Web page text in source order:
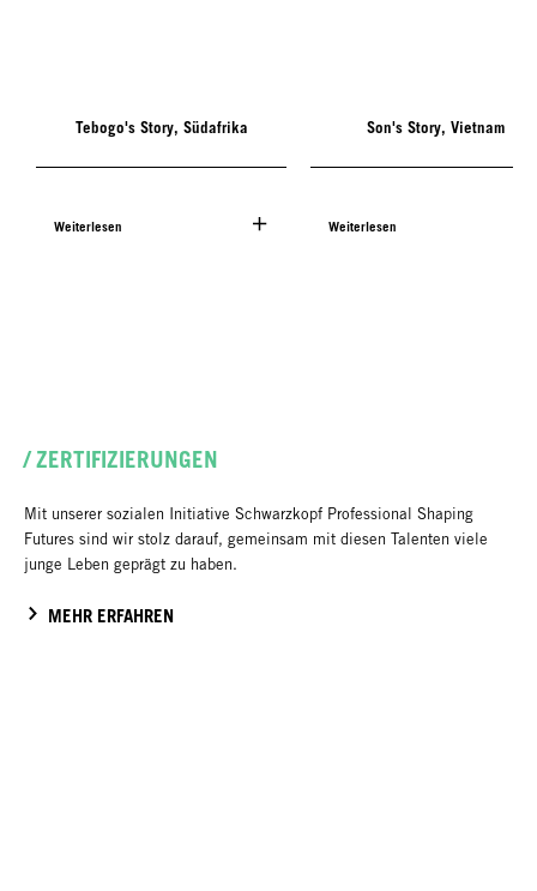
Tebogo's Story, Südafrika
Weiterlesen
Son's Story, Vietnam
Weiterlesen
/ ZERTIFIZIERUNGEN
Mit unserer sozialen Initiative Schwarzkopf Professional Shaping
Futures sind wir stolz darauf, gemeinsam mit diesen Talenten viele
junge Leben geprägt zu haben.
MEHR ERFAHREN